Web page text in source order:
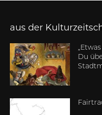
aus der
Du